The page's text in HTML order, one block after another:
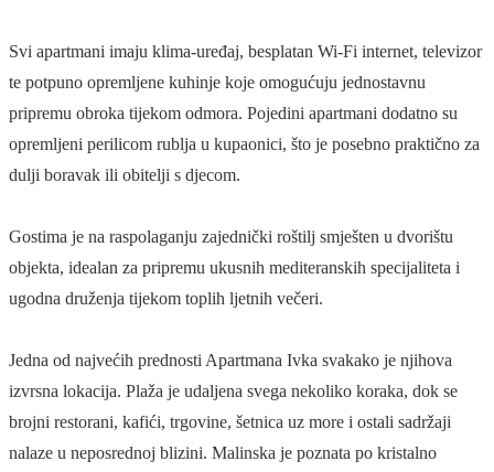
Svi apartmani imaju klima-uređaj, besplatan Wi-Fi internet, televizor
te potpuno opremljene kuhinje koje omogućuju jednostavnu
pripremu obroka tijekom odmora. Pojedini apartmani dodatno su
opremljeni perilicom rublja u kupaonici, što je posebno praktično za
dulji boravak ili obitelji s djecom.
Gostima je na raspolaganju zajednički roštilj smješten u dvorištu
objekta, idealan za pripremu ukusnih mediteranskih specijaliteta i
ugodna druženja tijekom toplih ljetnih večeri.
Jedna od najvećih prednosti Apartmana Ivka svakako je njihova
izvrsna lokacija. Plaža je udaljena svega nekoliko koraka, dok se
brojni restorani, kafići, trgovine, šetnica uz more i ostali sadržaji
nalaze u neposrednoj blizini. Malinska je poznata po kristalno